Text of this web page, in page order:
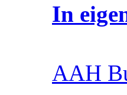
In
AAH